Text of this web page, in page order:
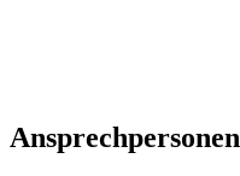
Ansprechpersonen